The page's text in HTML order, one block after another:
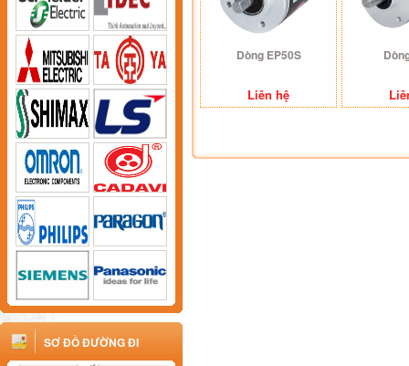
SƠ ĐỒ ĐƯỜNG ĐI
Dòng EP50S
Liên hệ